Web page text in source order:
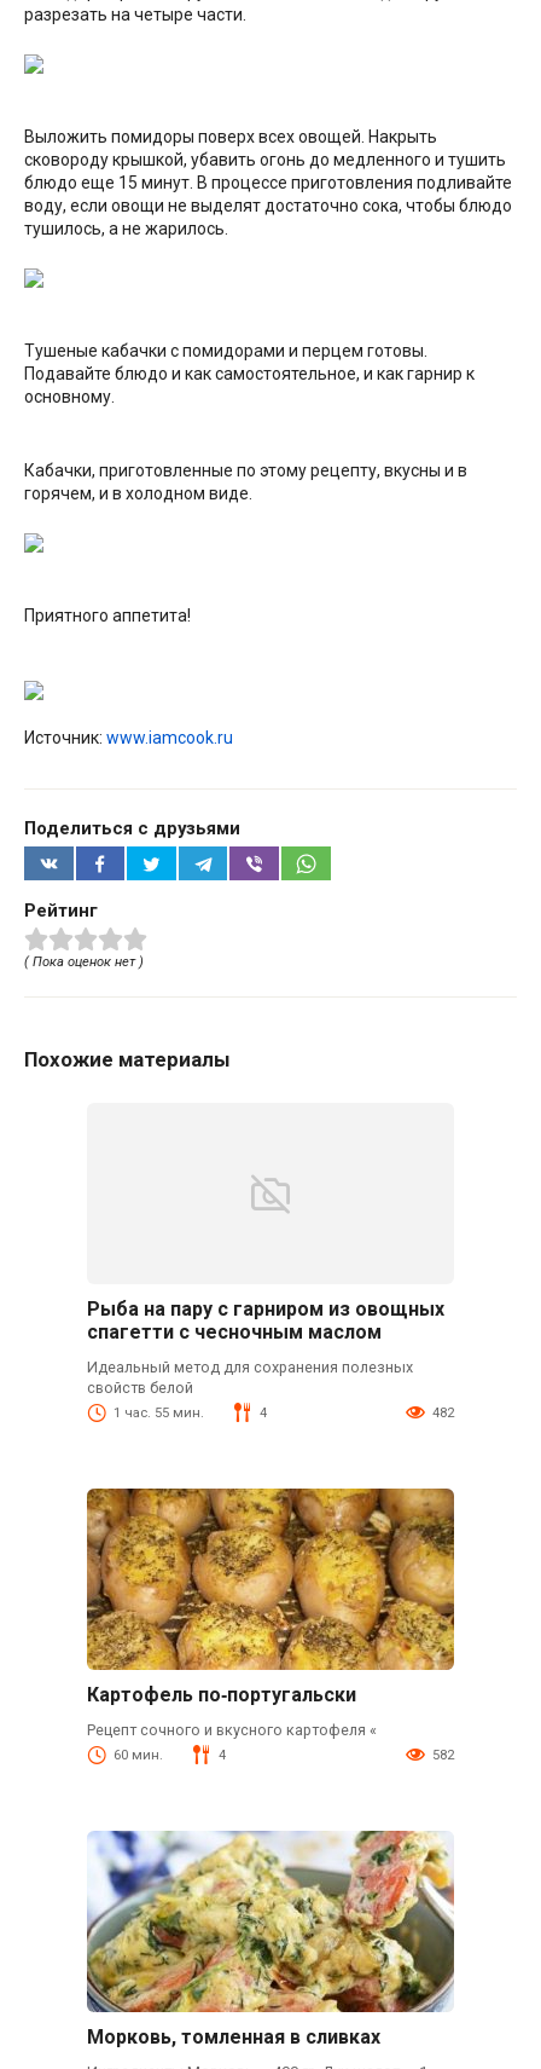
разрезать на четыре части.
Выложить помидоры поверх всех овощей. Накрыть
сковороду крышкой, убавить огонь до медленного и тушить
блюдо еще 15 минут. В процессе приготовления подливайте
воду, если овощи не выделят достаточно сока, чтобы блюдо
тушилось, а не жарилось.
Тушеные кабачки с помидорами и перцем готовы.
Подавайте блюдо и как самостоятельное, и как гарнир к
основному.
Кабачки, приготовленные по этому рецепту, вкусны и в
горячем, и в холодном виде.
Приятного аппетита!
Источник: www.iamcook.ru
Поделиться с друзьями
Рейтинг
( Пока оценок нет )
Похожие материалы
Рыба на пару с гарниром из овощных
спагетти с чесночным маслом
Идеальный метод для сохранения полезных
свойств белой
1 час. 55 мин. 4 482
Картофель по‑португальски
Рецепт сочного и вкусного картофеля «
60 мин. 4 582
Морковь, томленная в сливках